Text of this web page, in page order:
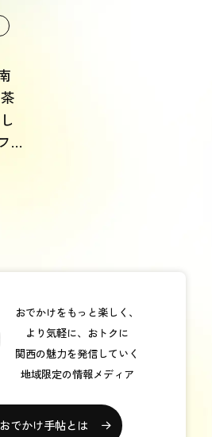
おでかけ手帖とは
おでかけをもっと楽しく、
より気軽に、おトクに
関西の魅力を発信していく
地域限定の情報メディア
でかけ手帖とは